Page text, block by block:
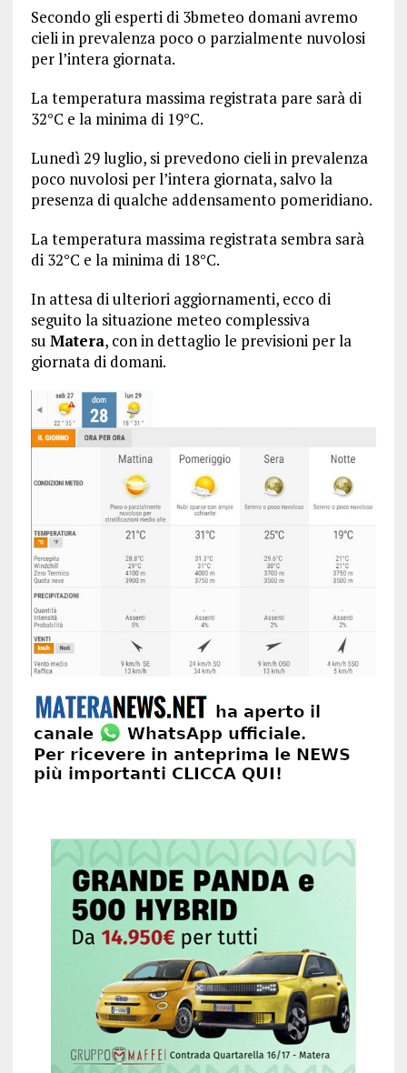
Secondo gli esperti di 3bmeteo domani avremo
cieli in prevalenza poco o parzialmente nuvolosi
per l’intera giornata.
La temperatura massima registrata pare sarà di
32°C e la minima di 19°C.
Lunedì 29 luglio, si prevedono cieli in prevalenza
poco nuvolosi per l’intera giornata, salvo la
presenza di qualche addensamento pomeridiano.
La temperatura massima registrata sembra sarà
di 32°C e la minima di 18°C.
In attesa di ulteriori aggiornamenti, ecco di
seguito la situazione meteo complessiva
su Matera, con in dettaglio le previsioni per la
giornata di domani.